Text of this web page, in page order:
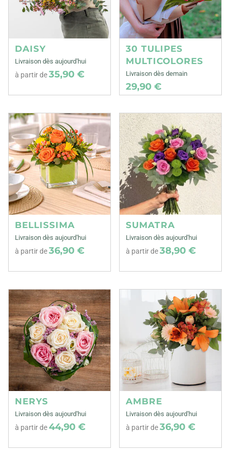
DAISY
Livraison dès aujourd'hui
à partir de35,90 €
30 TULIPES
MULTICOLORES
Livraison dès demain
29,90 €
BELLISSIMA
Livraison dès aujourd'hui
à partir de36,90 €
SUMATRA
Livraison dès aujourd'hui
à partir de38,90 €
NERYS
Livraison dès aujourd'hui
à partir de44,90 €
AMBRE
Livraison dès aujourd'hui
à partir de36,90 €